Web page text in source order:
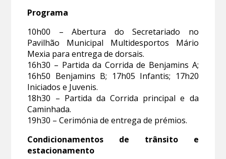
Programa
10h00 – Abertura do Secretariado no
Pavilhão Municipal Multidesportos Mário
Mexia para entrega de dorsais.
16h30 – Partida da Corrida de Benjamins A;
16h50 Benjamins B; 17h05 Infantis; 17h20
Iniciados e Juvenis.
18h30 – Partida da Corrida principal e da
Caminhada.
19h30 – Cerimónia de entrega de prémios.
Condicionamentos de trânsito e
estacionamento